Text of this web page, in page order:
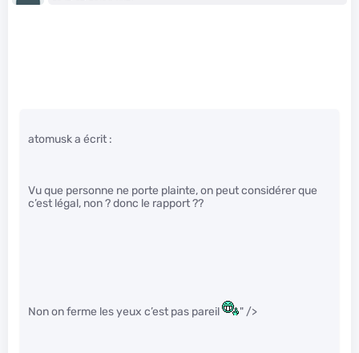
atomusk a écrit :
Vu que personne ne porte plainte, on peut considérer que
c’est légal, non ? donc le rapport ??
Non on ferme les yeux c’est pas pareil " />